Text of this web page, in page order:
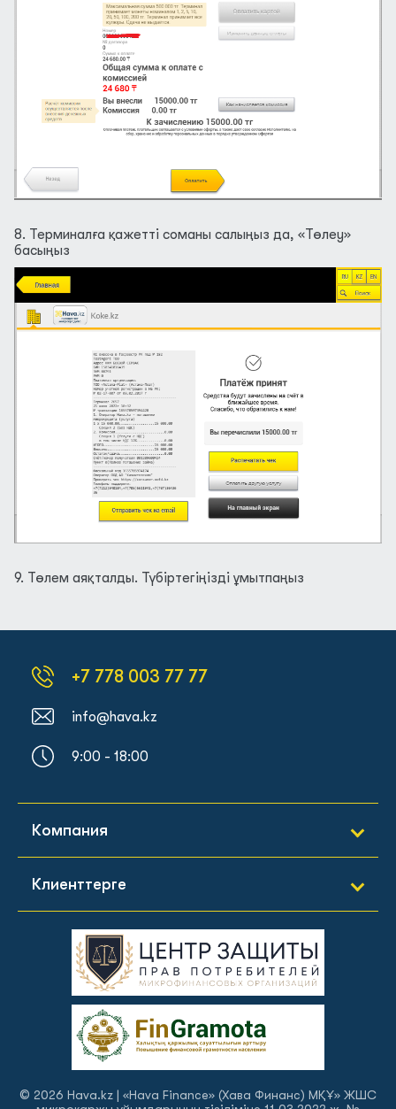
8. Терминалға қажетті соманы салыңыз да, «Төлеу»
басыңыз
9. Төлем аяқталды. Түбіртегіңізді ұмытпаңыз
+7 778 003 77 77
info@hava.kz
9:00 - 18:00
Компания
Байланыстар
Баспасөз релиз
Клиенттерге
Несиені қалай өтеуге болады
Құжаттар
Сұрақтар мен жауаптар
© 2026 Hava.kz | «Hava Finance» (Хава Финанс) МҚҰ» ЖШС